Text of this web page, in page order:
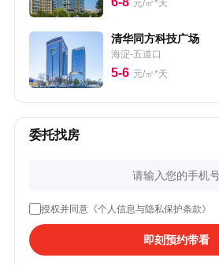
元/㎡*天
清华同方科技广场
海淀-五道口
5-6 元/㎡*天
委托找房
授权并同意《个人信息与隐私保护条款》
即刻预约带看